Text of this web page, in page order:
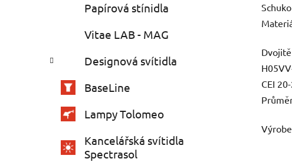
Papírová stínidla
Vitae LAB - MAG
Designová svítidla
BaseLine
Lampy Tolomeo
Kancelářská svítidla
Spectrasol
CEI